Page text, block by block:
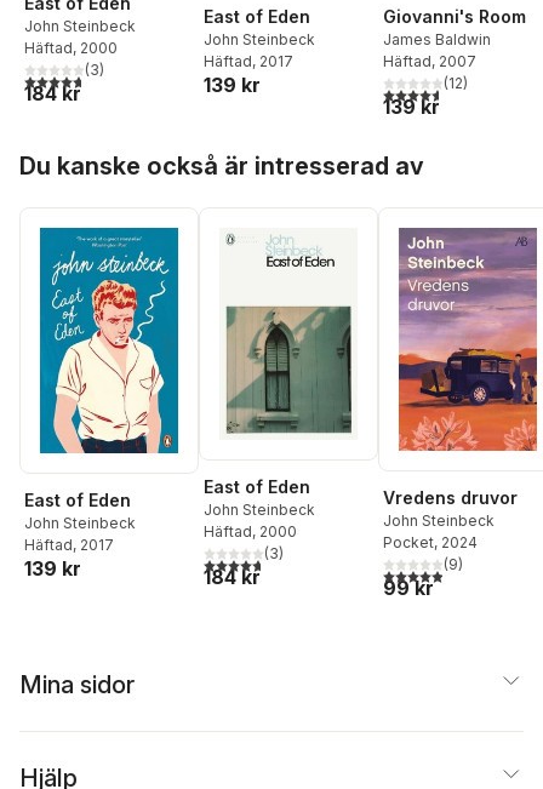
John Steinbeck
Häftad, 2000
4,7utav 5 stjärnor. Totalt antal röster:
(3)
184 kr
East of Eden
John Steinbeck
Häftad, 2017
139 kr
Giovanni's Room
James Baldwin
Häftad, 2007
4,6utav 5 stjärnor.
(12)
139 kr
Du kanske också är intresserad av
East of Eden
John Steinbeck
Häftad, 2017
139 kr
East of Eden
John Steinbeck
Häftad, 2000
4,7utav 5 stjärnor. Totalt antal röster:
(3)
184 kr
Vredens druvor
John Steinbeck
Pocket, 2024
4,9utav 5 stjärnor.
(9)
99 kr
Mina sidor
Hjälp